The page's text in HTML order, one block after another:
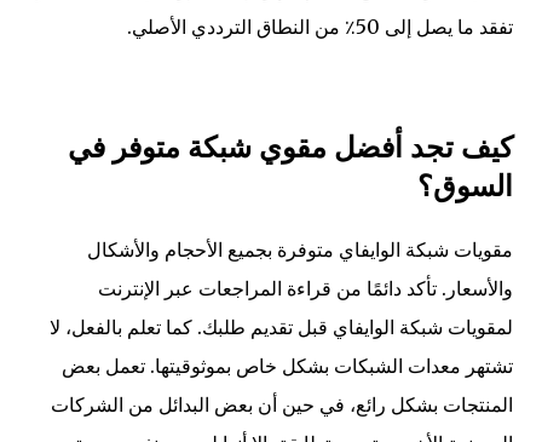
تفقد ما يصل إلى 50٪ من النطاق الترددي الأصلي.
كيف تجد أفضل مقوي شبكة متوفر في
السوق؟
مقويات شبكة الوايفاي متوفرة بجميع الأحجام والأشكال
والأسعار. تأكد دائمًا من قراءة المراجعات عبر الإنترنت
لمقويات شبكة الوايفاي قبل تقديم طلبك. كما تعلم بالفعل، لا
تشتهر معدات الشبكات بشكل خاص بموثوقيتها. تعمل بعض
المنتجات بشكل رائع، في حين أن بعض البدائل من الشركات